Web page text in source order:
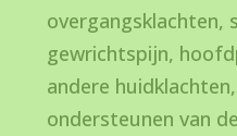
overgangsklachten,
gewrichtspijn,
andere
ondersteunen van